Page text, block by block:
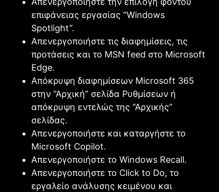
επιφάνειας εργασίας “Windows
Spotlight”.
Απενεργοποιήστε τις διαφημίσεις, τις
προτάσεις και το MSN feed στο Microsoft
Edge.
Απόκρυψη διαφημίσεων Microsoft 365
στην “Αρχική” σελίδα Ρυθμίσεων ή
απόκρυψη εντελώς της “Αρχικής”
σελίδας.
Απενεργοποιήστε και καταργήστε το
Microsoft Copilot.
Απενεργοποιήστε το Windows Recall.
Απενεργοποιήστε το Click to Do, το
εργαλείο ανάλυσης κειμένου και